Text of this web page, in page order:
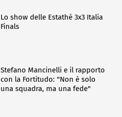
Lo show delle Estathé 3x3 Italia
Finals
Stefano Mancinelli e il rapporto
con la Fortitudo: "Non è solo
una squadra, ma una fede"